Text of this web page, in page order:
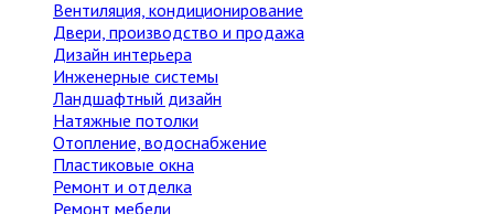
Вентиляция, кондиционирование
Двери, производство и продажа
Дизайн интерьера
Инженерные системы
Ландшафтный дизайн
Натяжные потолки
Отопление, водоснабжение
Пластиковые окна
Ремонт и отделка
Ремонт мебели